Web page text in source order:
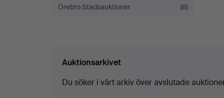
Örebro Stadsauktioner
(8)
Auktionsarkivet
Du söker i vårt arkiv över avslutade